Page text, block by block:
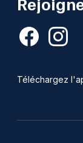
Téléchargez